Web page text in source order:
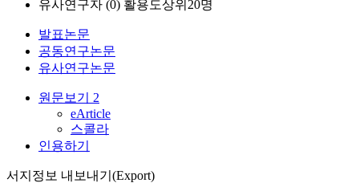
유사연구자 (0) 활용도상위20명
발표논문
공동연구논문
유사연구논문
원문보기 2
eArticle
스콜라
인용하기
서지정보 내보내기(Export)